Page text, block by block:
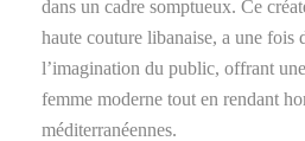
dans un cadre somptueux. Ce
haute couture libanaise, a une fois
l’imagination du public, offrant
femme moderne tout en rendant
méditerranéennes.